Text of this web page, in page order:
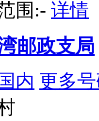
围:- 详情
邮政支局
内 更多